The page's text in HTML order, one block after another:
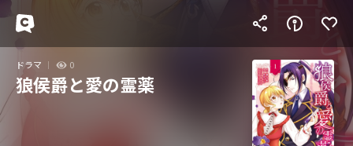
ドラマ 0
狼侯爵と愛の霊薬